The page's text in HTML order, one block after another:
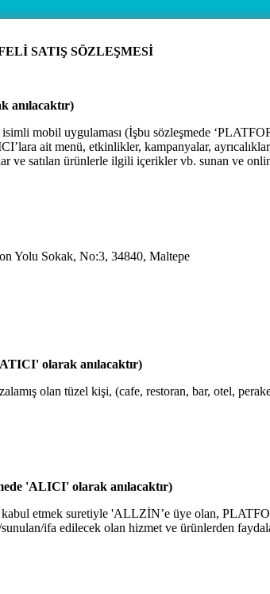
SATIŞ SÖZLEŞMESİ
anılacaktır)
mobil uygulaması (İşbu sözleşmede
ait menü, etkinlikler, kampanyalar,
ve satılan ürünlerle ilgili içerikler vb. sunan ve
Yolu Sokak, No:3, 34840, Maltepe
olarak anılacaktır)
olan tüzel kişi, (cafe, restoran, bar, otel,
'ALICI' olarak anılacaktır)
etmek suretiyle 'ALLZİN’e üye olan,
ifa edilecek olan hizmet ve ürünlerden